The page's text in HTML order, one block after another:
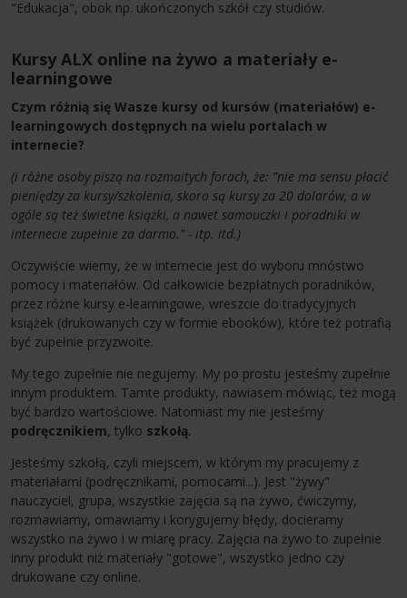
"Edukacja", obok np. ukończonych szkół czy studiów.
Kursy ALX online na żywo a materiały e-
learningowe
Czym różnią się Wasze kursy od kursów (materiałów) e-
learningowych dostępnych na wielu portalach w
internecie?
(i różne osoby piszą na rozmaitych forach, że: "nie ma sensu płacić
pieniędzy za kursy/szkolenia, skoro są kursy za 20 dolarów, a w
ogóle są też świetne książki, a nawet samouczki i poradniki w
internecie zupełnie za darmo." - itp. itd.)
Oczywiście wiemy, że w internecie jest do wyboru mnóstwo
pomocy i materiałów. Od całkowicie bezpłatnych poradników,
przez różne kursy e-learningowe, wreszcie do tradycyjnych
książek (drukowanych czy w formie ebooków), które też potrafią
być zupełnie przyzwoite.
My tego zupełnie nie negujemy. My po prostu jesteśmy zupełnie
innym produktem. Tamte produkty, nawiasem mówiąc, też mogą
być bardzo wartościowe. Natomiast my nie jesteśmy
podręcznikiem, tylko szkołą.
Jesteśmy szkołą, czyli miejscem, w którym my pracujemy z
materiałami (podręcznikami, pomocami...). Jest "żywy"
nauczyciel, grupa, wszystkie zajęcia są na żywo, ćwiczymy,
rozmawiamy, omawiamy i korygujemy błędy, docieramy
wszystko na żywo i w miarę pracy. Zajęcia na żywo to zupełnie
inny produkt niż materiały "gotowe", wszystko jedno czy
drukowane czy online.